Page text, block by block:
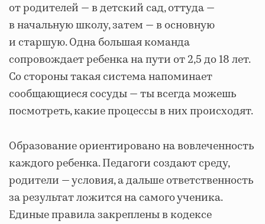
от родителей — в детский сад, оттуда —
в начальную школу, затем — в основную
и старшую. Одна большая команда
сопровождает ребенка на пути от 2,5 до 18 лет.
Со стороны такая система напоминает
сообщающиеся сосуды — ты всегда можешь
посмотреть, какие процессы в них происходят.
Образование ориентировано на вовлеченность
каждого ребенка. Педагоги создают среду,
родители — условия, а дальше ответственность
за результат ложится на самого ученика.
Единые правила закреплены в кодексе